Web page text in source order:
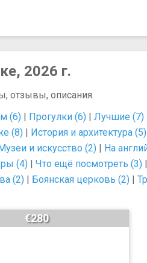
2026 г.
отзывы, описания.
(6) | Прогулки (6) | Лучшие (7)
(8) | История и архитектура (5)
и искусство (2) | На
(4) | Что ещё посмотреть (3) |
(2) | Боянская церковь (2) |
€280